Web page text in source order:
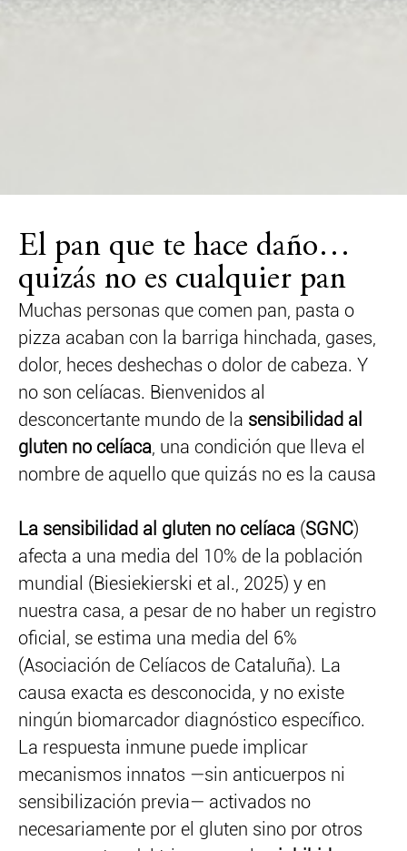
El pan que te hace daño…
quizás no es cualquier pan
Muchas personas que comen pan, pasta o
pizza acaban con la barriga hinchada, gases,
dolor, heces deshechas o dolor de cabeza. Y
no son celíacas. Bienvenidos al
desconcertante mundo de la sensibilidad al
gluten no celíaca, una condición que lleva el
nombre de aquello que quizás no es la causa
La sensibilidad al gluten no celíaca (SGNC)
afecta a una media del 10% de la población
mundial (Biesiekierski et al., 2025) y en
nuestra casa, a pesar de no haber un registro
oficial, se estima una media del 6%
(Asociación de Celíacos de Cataluña). La
causa exacta es desconocida, y no existe
ningún biomarcador diagnóstico específico.
La respuesta inmune puede implicar
mecanismos innatos —sin anticuerpos ni
sensibilización previa— activados no
necesariamente por el gluten sino por otros